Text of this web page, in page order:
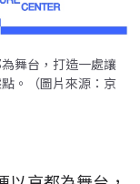
舞台，打造一處讓
。（圖片來源：京